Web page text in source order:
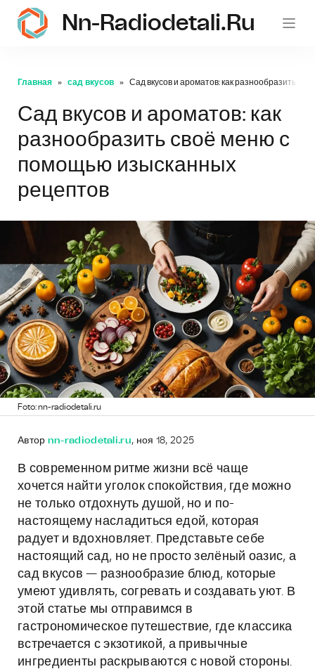
Nn-Radiodetali.ru
Главная сад вкусов Сад вкусов и ароматов: как разнообразить
Сад вкусов и ароматов: как
разнообразить своё меню с
помощью изысканных
рецептов
Foto: nn-radiodetali.ru
Автор nn-radiodetali.ru, ноя 18, 2025
В современном ритме жизни всё чаще
хочется найти уголок спокойствия, где можно
не только отдохнуть душой, но и по-
настоящему насладиться едой, которая
радует и вдохновляет. Представьте себе
настоящий сад, но не просто зелёный оазис, а
сад вкусов — разнообразие блюд, которые
умеют удивлять, согревать и создавать уют. В
этой статье мы отправимся в
гастрономическое путешествие, где классика
встречается с экзотикой, а привычные
ингредиенты раскрываются с новой стороны.